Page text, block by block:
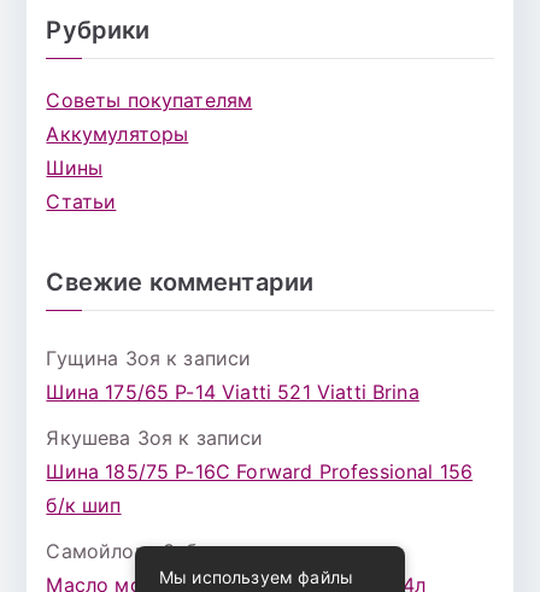
Рубрики
Советы покупателям
Аккумуляторы
Шины
Статьи
Свежие комментарии
Гущина Зоя к записи
Шина 175/65 Р-14 Viatti 521 Viatti Brina
Якушева Зоя к записи
Шина 185/75 Р-16С Forward Professional 156
б/к шип
Самойлова Забавак записи
Масло моторное ZIC X7 (A+) 10W30 4л
Мы используем файлы